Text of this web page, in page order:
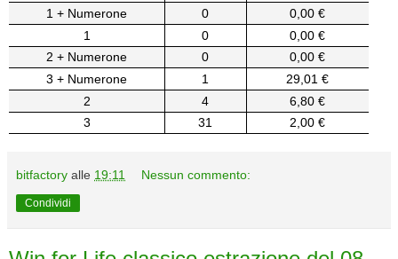
1 + Numerone
0
0,00 €
1
0
0,00 €
2 + Numerone
0
0,00 €
3 + Numerone
1
29,01 €
2
4
6,80 €
3
31 2,00 €
bitfactory alle 19:11 Nessun commento:
Condividi